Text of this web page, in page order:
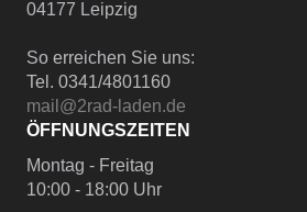
04177 Leipzig
So erreichen Sie uns:
Tel. 0341/4801160
mail@2rad-laden.de
ÖFFNUNGSZEITEN
Montag - Freitag
10:00 - 18:00 Uhr